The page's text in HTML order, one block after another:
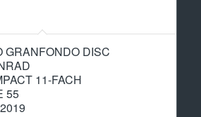
GRANFONDO DISC
11-FACH
55